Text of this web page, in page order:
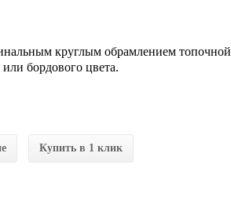
круглым обрамлением топочной
бордового цвета.
Купить в 1 клик